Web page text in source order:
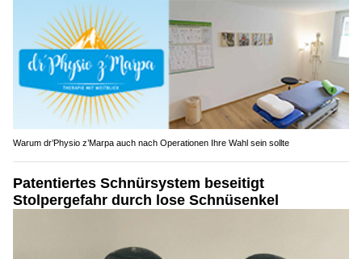
Warum dr’Physio z’Marpa auch nach Operationen Ihre Wahl sein sollte
Patentiertes Schnürsystem beseitigt
Stolpergefahr durch lose Schnüsenkel